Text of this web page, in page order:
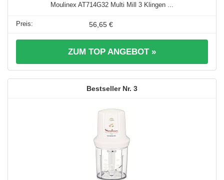
Moulinex AT714G32 Multi Mill 3 Klingen ...
56,65 €
ZUM TOP ANGEBOT »
3